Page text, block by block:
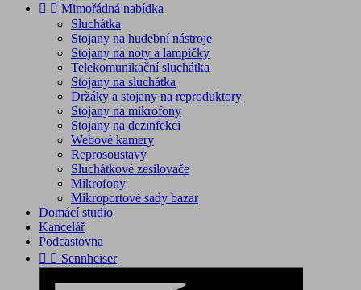
  Mimořádná nabídka
Sluchátka
Stojany na hudební nástroje
Stojany na noty a lampičky
Telekomunikační sluchátka
Stojany na sluchátka
Držáky a stojany na reproduktory
Stojany na mikrofony
Stojany na dezinfekci
Webové kamery
Reprosoustavy
Sluchátkové zesilovače
Mikrofony
Mikroportové sady bazar
Domácí studio
Kancelář
Podcastovna
  Sennheiser